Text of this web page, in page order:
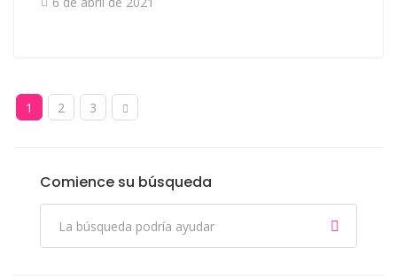
1 2 3
Comience su búsqueda